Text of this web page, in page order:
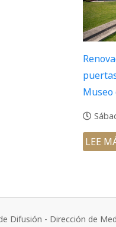
Museo
LEE
Difusión - Dirección de